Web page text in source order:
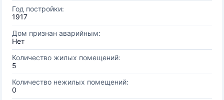
Год постройки:
1917
Дом признан аварийным:
Нет
Количество жилых помещений:
5
Количество нежилых помещений:
0